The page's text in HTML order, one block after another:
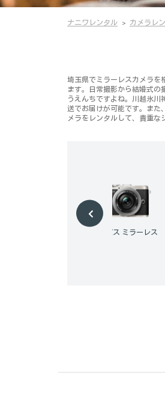
ナニワレンタル カメラレ
埼玉県でミラーレスカメラを
ます。日常撮影から結婚式
うえんちですよね。川越氷
送でお届けが可能です。また
メラをレンタルして、貴重な
キヤノン ミラーレス